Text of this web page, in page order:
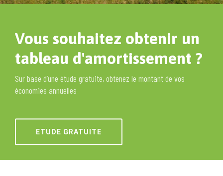
Vous souhaitez obtenir un
tableau d'amortissement ?
Sur base d’une étude gratuite, obtenez le montant de vos
économies annuelles
ETUDE GRATUITE